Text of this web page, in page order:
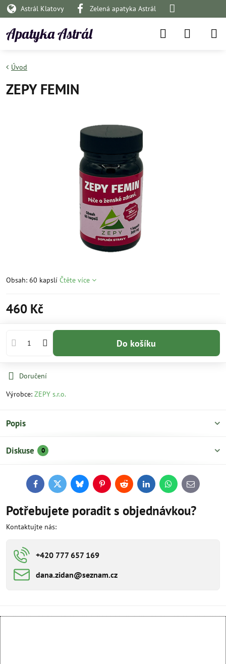
Astrál Klatovy Zelená apatyka Astrál
Apatyka Astrál
Úvod
ZEPY FEMIN
Obsah: 60 kapslí Čtěte více
460 Kč
Do košíku
Doručení
Výrobce: ZEPY s.r.o.
Popis
Diskuse 0
FacebookTwitterBlueskyPinterestReddit LinkedInWhatsApp
E-
mail
Potřebujete poradit s objednávkou?
Kontaktujte nás:
+420 777 657 169
dana​​.zidan​​@seznam​​.cz